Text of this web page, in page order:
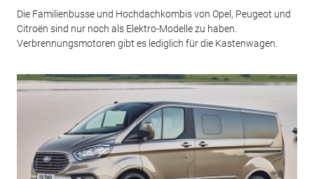
Die Familienbusse und Hochdachkombis von Opel, Peugeot und
Citroën sind nur noch als Elektro-Modelle zu haben.
Verbrennungsmotoren gibt es lediglich für die Kastenwagen.